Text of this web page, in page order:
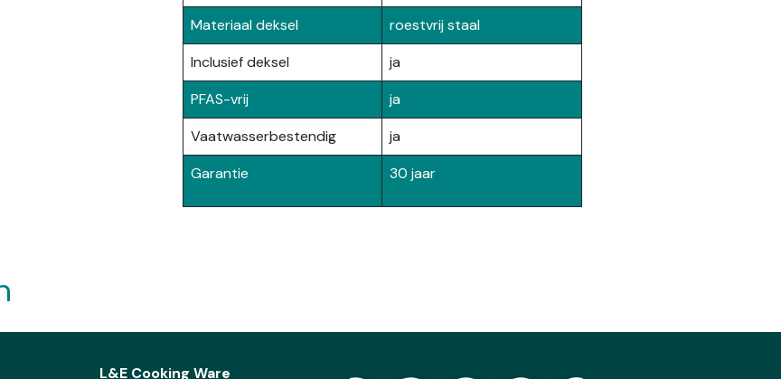
Materiaal deksel
roestvrij staal
Inclusief deksel
ja
PFAS-vrij
ja
Vaatwasserbestendig
ja
Garantie
30 jaar
L&E Cooking Ware